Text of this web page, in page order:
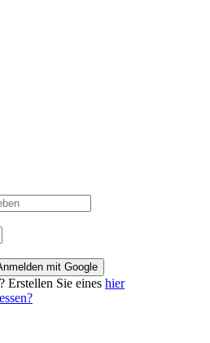
mit Google
Erstellen Sie eines hier